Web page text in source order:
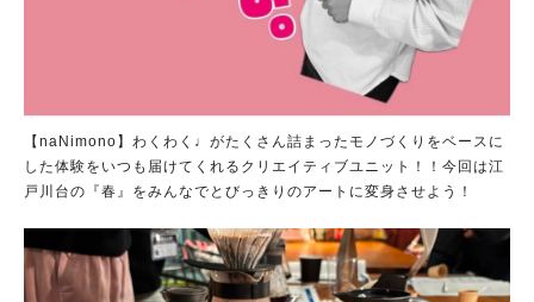
【naNimono】わくわく♩がたくさん詰まったモノづくりをベースに
した体験をいつも届けてくれるクリエイティブユニット！！今回は江
戸川台の『春』をみんなでとびっきりのアートに変身させよう！